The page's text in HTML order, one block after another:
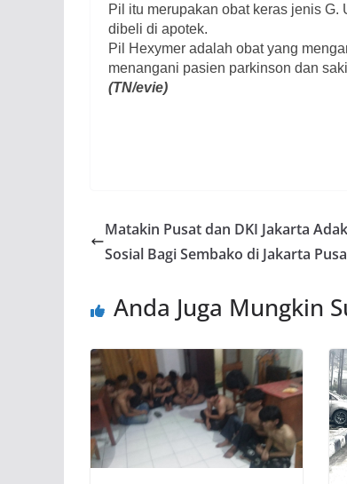
Pil itu merupakan obat keras jenis
dibeli di apotek.
Pil Hexymer adalah obat yang
menangani pasien parkinson dan
(TN/evie)
Matakin Pusat dan DKI Jakarta
Sosial Bagi Sembako di Jakarta
Anda Juga Mungkin